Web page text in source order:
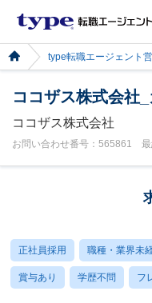
type転職エージェント
ココザス株式会社
ココザス株式会社
お問い合わせ番号：565861 最
正社員採用 職種・業界未
賞与あり 学歴不問 フ